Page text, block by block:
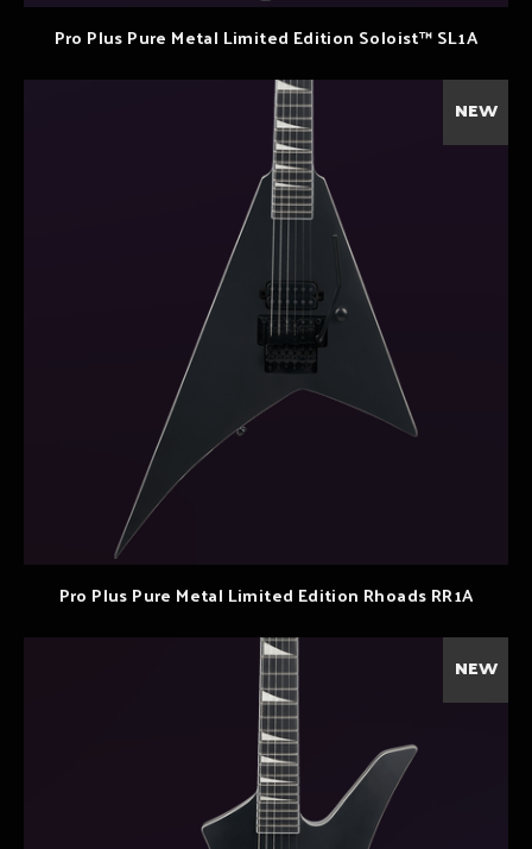
Pro Plus Pure Metal Limited Edition Soloist™ SL1A
NEW
Pro Plus Pure Metal Limited Edition Rhoads RR1A
NEW